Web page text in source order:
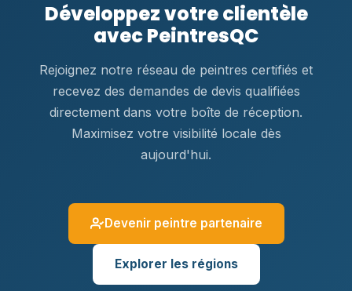
Développez votre clientèle
avec PeintresQC
Rejoignez notre réseau de peintres certifiés et
recevez des demandes de devis qualifiées
directement dans votre boîte de réception.
Maximisez votre visibilité locale dès
aujourd'hui.
Devenir peintre partenaire
Explorer les régions